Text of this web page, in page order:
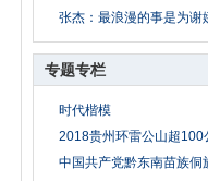
张杰：最浪漫的事是为谢
专题专栏
时代楷模
2018贵州环雷公山超100
中国共产党黔东南苗族侗